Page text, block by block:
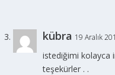
kübra 19 Aralık
istediğimi kolayca
teşekürler . .